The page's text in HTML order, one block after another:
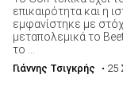
επικαιρότητα και η
εμφανίστηκε με
μεταπολεμικά το
το ...
Γιάννης Τσιγκρής •